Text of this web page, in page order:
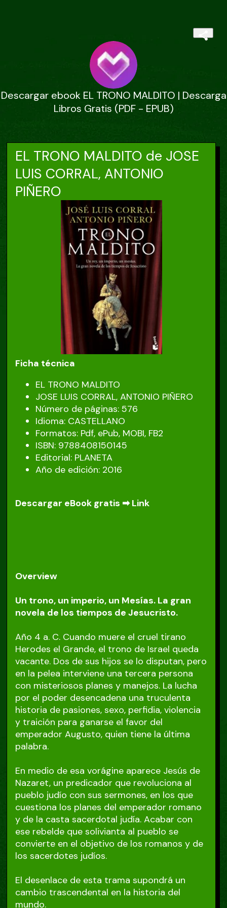
Descargar ebook EL TRONO MALDITO | Descarga
Libros Gratis (PDF - EPUB)
EL TRONO MALDITO de JOSE
LUIS CORRAL, ANTONIO
PIÑERO
Ficha técnica
EL TRONO MALDITO
JOSE LUIS CORRAL, ANTONIO PIÑERO
Número de páginas: 576
Idioma: CASTELLANO
Formatos: Pdf, ePub, MOBI, FB2
ISBN: 9788408150145
Editorial: PLANETA
Año de edición: 2016
Descargar eBook gratis ➡Link
Overview
Un trono, un imperio, un Mesías. La gran
novela de los tiempos de Jesucristo.
Año 4 a. C. Cuando muere el cruel tirano
Herodes el Grande, el trono de Israel queda
vacante. Dos de sus hijos se lo disputan, pero
en la pelea interviene una tercera persona
con misteriosos planes y manejos. La lucha
por el poder desencadena una truculenta
historia de pasiones, sexo, perfidia, violencia
y traición para ganarse el favor del
emperador Augusto, quien tiene la última
palabra.
En medio de esa vorágine aparece Jesús de
Nazaret, un predicador que revoluciona al
pueblo judío con sus sermones, en los que
cuestiona los planes del emperador romano
y de la casta sacerdotal judía. Acabar con
ese rebelde que solivianta al pueblo se
convierte en el objetivo de los romanos y de
los sacerdotes judíos.
El desenlace de esta trama supondrá un
cambio trascendental en la historia del
mundo.